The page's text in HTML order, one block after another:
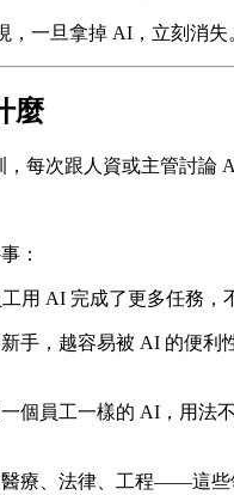
，一旦拿掉 AI，立刻消
麼
每次跟人資或主管討論
：
用 AI 完成了更多任務，
手，越容易被 AI 的便利
個員工一樣的 AI，用法
療、法律、工程——這些